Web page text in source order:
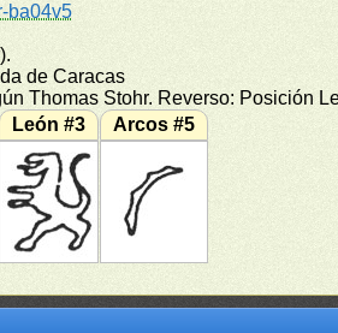
ba04v5
de Caracas
Thomas Stohr. Reverso: Posición
León #3 Arcos #5